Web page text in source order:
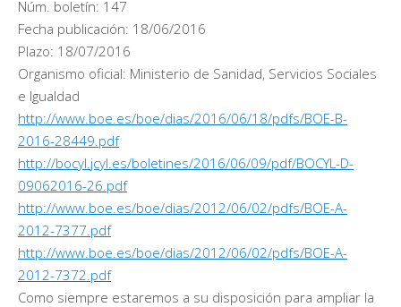
Núm. boletín: 147
Fecha publicación: 18/06/2016
Plazo: 18/07/2016
Organismo oficial: Ministerio de Sanidad, Servicios Sociales
e Igualdad
http://www.boe.es/boe/dias/2016/06/18/pdfs/BOE-B-
2016-28449.pdf
http://bocyl.jcyl.es/boletines/2016/06/09/pdf/BOCYL-D-
09062016-26.pdf
http://www.boe.es/boe/dias/2012/06/02/pdfs/BOE-A-
2012-7377.pdf
http://www.boe.es/boe/dias/2012/06/02/pdfs/BOE-A-
2012-7372.pdf
Como siempre estaremos a su disposición para ampliar la